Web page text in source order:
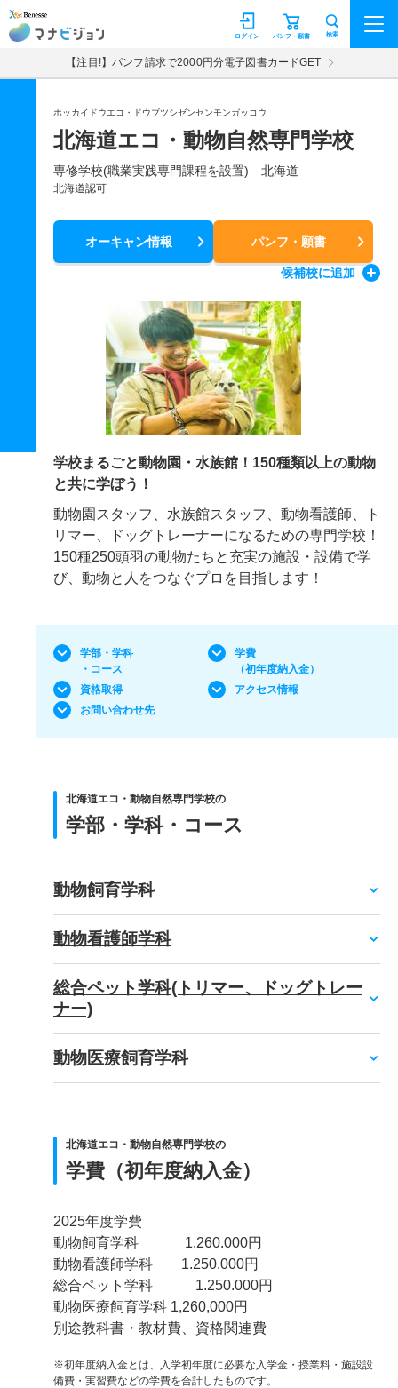
マナビジョン パンフ・願書
ログイン 検索
【注目!】パンフ請求で2000円分電子図書カードGET
ホッカイドウエコ・ドウブツシゼンセンモンガッコウ
北海道エコ・動物自然専門学校
専修学校(職業実践専門課程を設置) 北海道
北海道認可
オーキャン情報 パンフ・願書
候補校に追加
学校まるごと動物園・水族館！150種類以上の動物
と共に学ぼう！
動物園スタッフ、水族館スタッフ、動物看護師、ト
リマー、ドッグトレーナーになるための専門学校！
150種250頭羽の動物たちと充実の施設・設備で学
び、動物と人をつなぐプロを目指します！
学部・学科
・コース
学費
（初年度納入金）
資格取得
アクセス情報
お問い合わせ先
北海道エコ・動物自然専門学校の
学部・学科・コース
動物飼育学科
動物看護師学科
総合ペット学科(トリマー、ドッグトレー
ナー)
動物医療飼育学科
北海道エコ・動物自然専門学校の
学費（初年度納入金）
2025年度学費
動物飼育学科 1.260.000円
動物看護師学科 1.250.000円
総合ペット学科 1.250.000円
動物医療飼育学科 1,260,000円
別途教科書・教材費、資格関連費
※初年度納入金とは、入学初年度に必要な入学金・授業料・施設設
備費・実習費などの学費を合計したものです。